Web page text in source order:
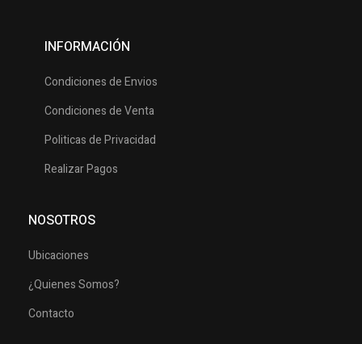
INFORMACIÓN
Condiciones de Envios
Condiciones de Venta
Politicas de Privacidad
Realizar Pagos
NOSOTROS
Ubicaciones
¿Quienes Somos?
Contacto